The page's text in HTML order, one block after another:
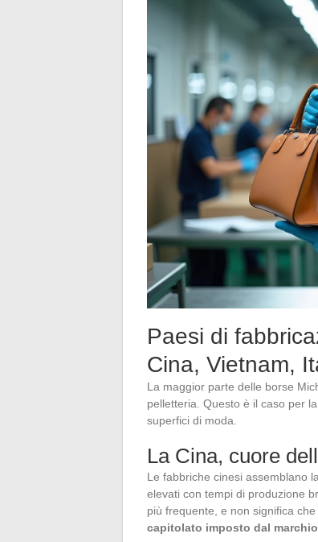
Paesi di
Cina, Vietnam,
La maggior parte delle borse
pelletteria. Questo è il caso per
superfici di moda.
La Cina, cuore
Le fabbriche cinesi assemblano
elevati con tempi di produzione
più frequente, e non significa
capitolato imposto dal marchio